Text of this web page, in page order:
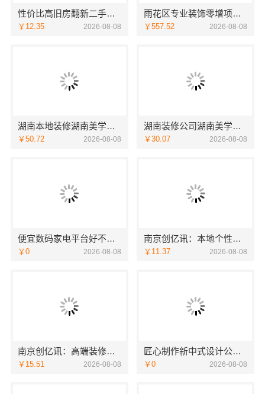
性价比高旧房翻新二手房案例，苏州兔哥哥智装新材料
￥12.35 2026-08-08
雨花区专业装饰零增项承诺，湖南创益讯建筑有限公司靠谱
￥557.52 2026-08-08
湖南本地装修湖南美学筑家建材商铺装修，湖南美学筑家建材高效交付
￥50.72 2026-08-08
湖南装修公司湖南美学筑家建材老房翻新，湖南美学筑家建材让旧房焕新
￥30.07 2026-08-08
便宜数码家电平台好不好-湖北省惠物电子商务有限公司
￥0 2026-08-08
南京创亿讯：本地个性化设计批发
￥11.37 2026-08-08
南京创亿讯：高端装修公司
￥15.51 2026-08-08
匠心制作新中式设计公司，华居不锈钢融合之美
￥0 2026-08-08